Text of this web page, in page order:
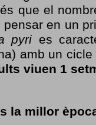
que el
pensar en un
pyri es
amb un
viuen 1
la millor